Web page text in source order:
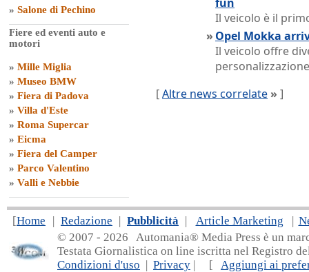
» Salone di Pechino
Fiere ed eventi auto e
motori
» Mille Miglia
» Museo BMW
» Fiera di Padova
» Villa d'Este
» Roma Supercar
» Eicma
» Fiera del Camper
» Parco Valentino
» Valli e Nebbie
Il veicolo è il
» Opel Mokka
Il veicolo offre
personalizzazione
[Altre news correlate » ]
[Home | Redazione | Pubblicità | Article Marketing |
© 2007 - 2026 Automania® Media Press è un
Testata Giornalistica on line iscritta nel Registro
Condizioni d'uso | Privacy | [ Aggiungi ai